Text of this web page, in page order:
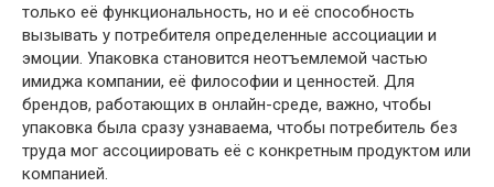
только её функциональность, но и её способность
вызывать у потребителя определенные ассоциации и
эмоции. Упаковка становится неотъемлемой частью
имиджа компании, её философии и ценностей. Для
брендов, работающих в онлайн-среде, важно, чтобы
упаковка была сразу узнаваема, чтобы потребитель без
труда мог ассоциировать её с конкретным продуктом или
компанией.